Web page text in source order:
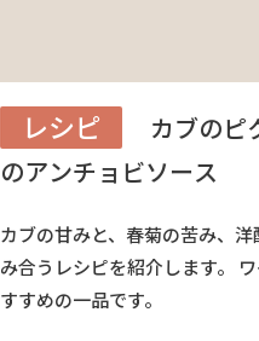
レシピ
カブのピ
のアンチョビソース
カブの甘みと、春菊の苦み、
み合うレシピを紹介します。
すすめの一品です。